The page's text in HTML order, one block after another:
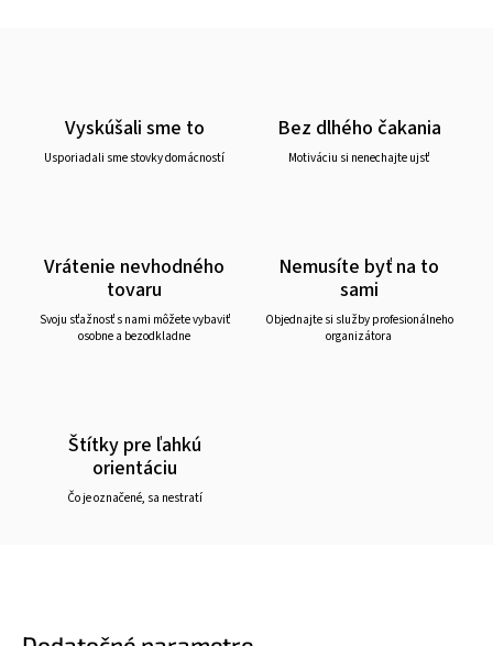
Vyskúšali sme to
Usporiadali sme stovky domácností
Bez dlhého čakania
Motiváciu si nenechajte ujsť
Vrátenie nevhodného
tovaru
Svoju sťažnosť s nami môžete vybaviť
osobne a bezodkladne
Nemusíte byť na to
sami
Objednajte si služby profesionálneho
organizátora
Štítky pre ľahkú
orientáciu
Čo je označené, sa nestratí